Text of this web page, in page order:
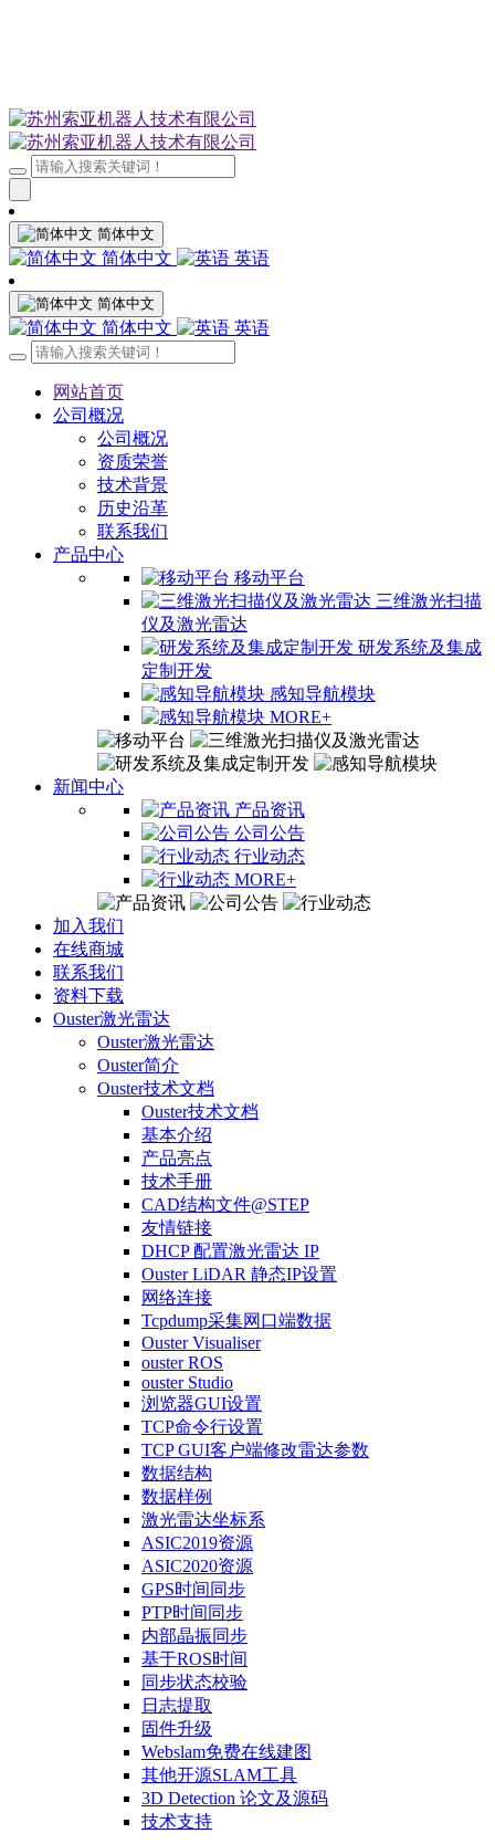
简体中文
简体中文 英语
简体中文
简体中文 英语
网站首页
公司概况
公司概况
资质荣誉
技术背景
历史沿革
联系我们
产品中心
移动平台
三维激光扫描
仪及激光雷达
研发系统及集成
定制开发
感知导航模块
MORE+
新闻中心
产品资讯
公司公告
行业动态
MORE+
加入我们
在线商城
联系我们
资料下载
Ouster激光雷达
Ouster激光雷达
Ouster简介
Ouster技术文档
Ouster技术文档
基本介绍
产品亮点
技术手册
CAD结构文件@STEP
友情链接
DHCP 配置激光雷达 IP
Ouster LiDAR 静态IP设置
网络连接
Tcpdump采集网口端数据
Ouster Visualiser
ouster ROS
ouster Studio
浏览器GUI设置
TCP命令行设置
TCP GUI客户端修改雷达参数
数据结构
数据样例
激光雷达坐标系
ASIC2019资源
ASIC2020资源
GPS时间同步
PTP时间同步
内部晶振同步
基于ROS时间
同步状态校验
日志提取
固件升级
Webslam免费在线建图
其他开源SLAM工具
3D Detection 论文及源码
技术支持